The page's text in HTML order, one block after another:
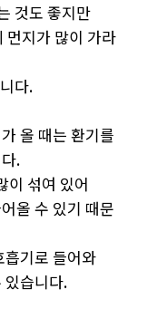
것도 좋지만
먼지가 많이 가라
다.
올 때는 환기를
.
이 섞여 있어
올 수 있기 때문
기로 들어와
있습니다.